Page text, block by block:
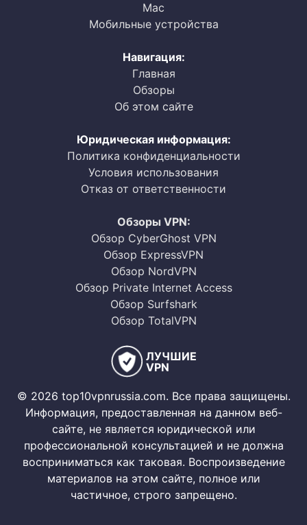
Mac
Мобильные устройства
Навигация:
Главная
Обзоры
Об этом сайте
Юридическая информация:
Политика конфиденциальности
Условия использования
Отказ от ответственности
Обзоры VPN:
Обзор CyberGhost VPN
Обзор ExpressVPN
Обзор NordVPN
Обзор Private Internet Access
Обзор Surfshark
Обзор TotalVPN
ЛУЧШИЕ
VPN
© 2026 top10vpnrussia.com. Все права защищены.
Информация, предоставленная на данном веб-
сайте, не является юридической или
профессиональной консультацией и не должна
восприниматься как таковая. Воспроизведение
материалов на этом сайте, полное или
частичное, строго запрещено.